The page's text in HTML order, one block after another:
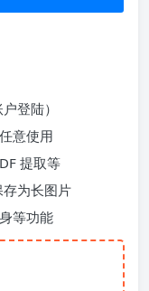
登陆）
意使用
提取等
为长图片
等功能